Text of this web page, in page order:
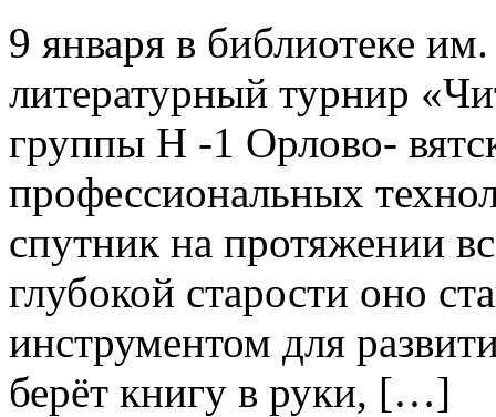
9 января в библиотеке
литературный турнир
группы Н -1 Орлово-
профессиональных
спутник на протяжении
глубокой старости оно
инструментом для
берёт книгу в руки, […]